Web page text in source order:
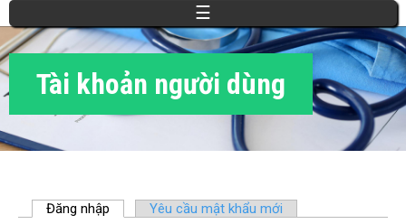
☰
Tài khoản người dùng
Đăng nhập
Yêu cầu mật khẩu mới